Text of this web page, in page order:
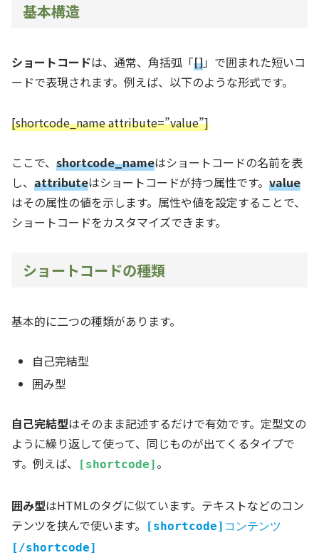
基本構造
ショートコードは、通常、角括弧「[]」で囲まれた短いコ
ードで表現されます。例えば、以下のような形式です。
[shortcode_name attribute=”value”]
ここで、 shortcode_nameはショートコードの名前を表
し、 attributeはショートコードが持つ属性です。 value
はその属性の値を示します。属性や値を設定することで、
ショートコードをカスタマイズできます。
ショートコードの種類
基本的に二つの種類があります。
自己完結型
囲み型
自己完結型はそのまま記述するだけで有効です。定型文の
ように繰り返して使って、同じものが出てくるタイプで
す。例えば、
[shortcode] 。
囲み型はHTMLのタグに似ています。テキストなどのコン
テンツを挟んで使います。
[shortcode] コンテンツ
[/shortcode]